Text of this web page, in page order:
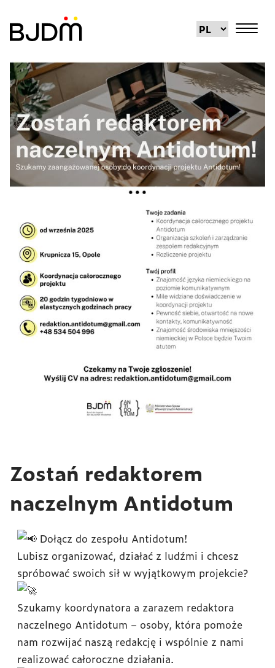
Zostań redaktorem
naczelnym Antidotum
Dołącz do zespołu Antidotum!
Lubisz organizować, działać z ludźmi i chcesz
spróbować swoich sił w wyjątkowym projekcie?
Szukamy koordynatora a zarazem redaktora
naczelnego Antidotum – osoby, która pomoże
nam rozwijać naszą redakcję i wspólnie z nami
realizować całoroczne działania.